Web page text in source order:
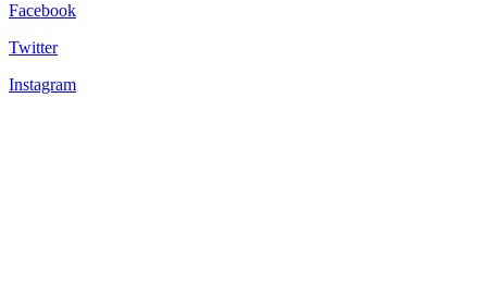
Facebook
Twitter
Instagram